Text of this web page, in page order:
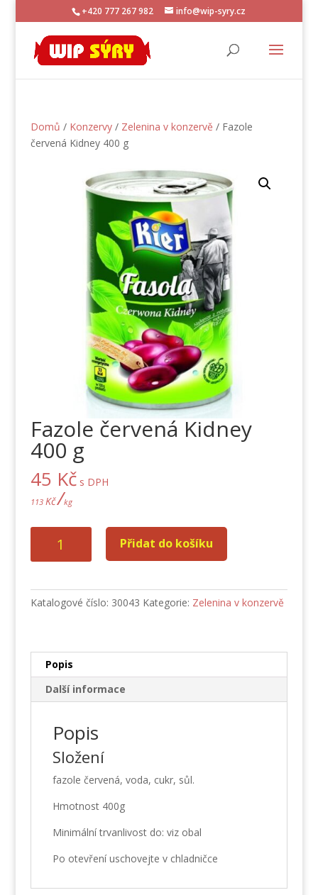
+420 777 267 982 info@wip-syry.cz
Domů / Konzervy/ Zelenina v konzervě / Fazole
červená Kidney 400 g
Fazole červená Kidney
400 g
45 Kč s DPH
113 Kč/kg
červená
g
Přidat do košíku
Katalogové číslo: 30043 Kategorie: Zelenina v konzervě
Popis
Další informace
Popis
Složení
fazole červená, voda, cukr, sůl.
Hmotnost 400g
Minimální trvanlivost do: viz obal
Po otevření uschovejte v chladničce